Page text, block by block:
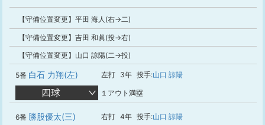
【守備位置変更】平田 海人(右→二)
【守備位置変更】吉田 和眞(投→右)
【守備位置変更】山口 諒陽(二→投)
5番 白石 力翔(左) 左打 3年 投手:山口 諒陽
四球 １アウト満塁
6番 勝股優太(三) 右打 4年 投手:山口 諒陽